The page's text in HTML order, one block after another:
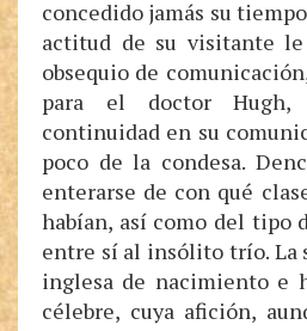
concedido jamás su
actitud de su visitante
obsequio de
para el doctor
continuidad en su
poco de la condesa.
enterarse de con qué
habían, así como del tipo
entre sí al insólito trío. La
inglesa de nacimiento e
célebre, cuya afición,